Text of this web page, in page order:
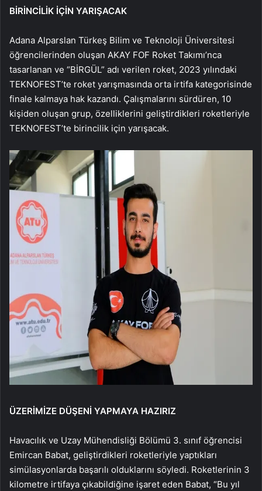
BİRİNCİLİK İÇİN YARIŞACAK
Adana Alparslan Türkeş Bilim ve Teknoloji Üniversitesi
öğrencilerinden oluşan AKAY FOF Roket Takımı’nca
tasarlanan ve “BİRGÜL” adı verilen roket, 2023 yılındaki
TEKNOFEST’te roket yarışmasında orta irtifa kategorisinde
finale kalmaya hak kazandı. Çalışmalarını sürdüren, 10
kişiden oluşan grup, özelliklerini geliştirdikleri roketleriyle
TEKNOFEST’te birincilik için yarışacak.
ÜZERİMİZE DÜŞENİ YAPMAYA HAZIRIZ
Havacılık ve Uzay Mühendisliği Bölümü 3. sınıf öğrencisi
Emircan Babat, geliştirdikleri roketleriyle yaptıkları
simülasyonlarda başarılı olduklarını söyledi. Roketlerinin 3
kilometre irtifaya çıkabildiğine işaret eden Babat, “Bu yıl